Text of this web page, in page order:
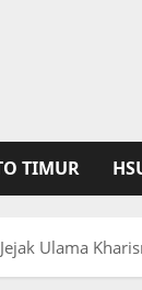
TIMUR
Ulama